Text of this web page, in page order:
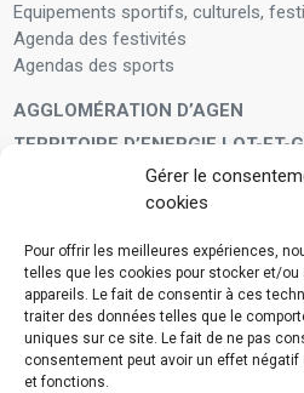
Gérer le
cookies
Pour offrir les meilleures expériences,
telles que les cookies pour stocker et/
appareils. Le fait de consentir à ces
traiter des données telles que le
uniques sur ce site. Le fait de ne pas
consentement peut avoir un effet
et fonctions.
Equipements sportifs, culturels,
Agenda des festivités
Agendas des sports
AGGLOMÉRATION D’AGEN
TERRITOIRE D’ENERGIE LOT-ET-
Enfants et adolescents
VIVRE À VOS CÔTÉS
Service municipal d’aide
Aide à la personne en difficulté
Télé-alerte